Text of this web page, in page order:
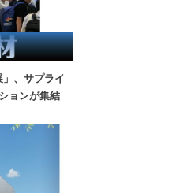
」、サプライ
ョンが集結